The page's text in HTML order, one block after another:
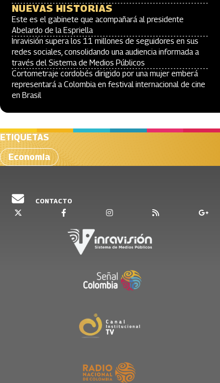
NUEVAS HISTORIAS
Este es el gabinete que acompañará al presidente
Abelardo de la Espriella
Inravisión supera los 11 millones de seguidores en sus
redes sociales, consolidando una audiencia informada a
través del Sistema de Medios Públicos
Cortometraje cordobés dirigido por una mujer emberá
representará a Colombia en festival internacional de cine
en Brasil
ETIQUETAS
Economia
CONTACTO